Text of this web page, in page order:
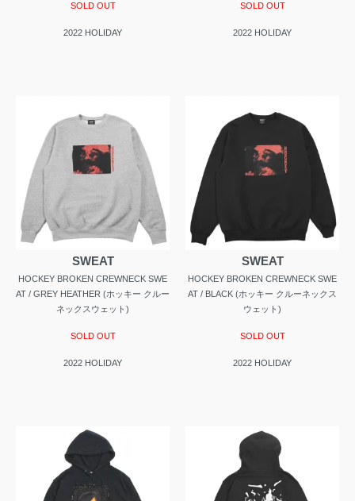
SOLD OUT
2022 HOLIDAY
SOLD OUT
2022 HOLIDAY
SWEAT
HOCKEY BROKEN CREWNECK SWE
AT / GREY HEATHER (ホッキー クルー
ネックスウェット)
SOLD OUT
2022 HOLIDAY
SWEAT
HOCKEY BROKEN CREWNECK SWE
AT / BLACK (ホッキー クルーネックス
ウェット)
SOLD OUT
2022 HOLIDAY